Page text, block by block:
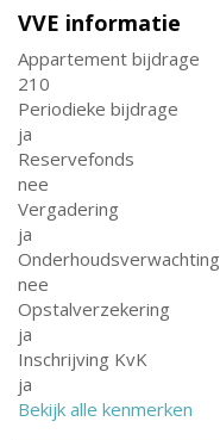
VVE informatie
Appartement bijdrage
210
Periodieke bijdrage
ja
Reservefonds
nee
Vergadering
ja
Onderhoudsverwachting
nee
Opstalverzekering
ja
Inschrijving KvK
ja
Bekijk alle kenmerken